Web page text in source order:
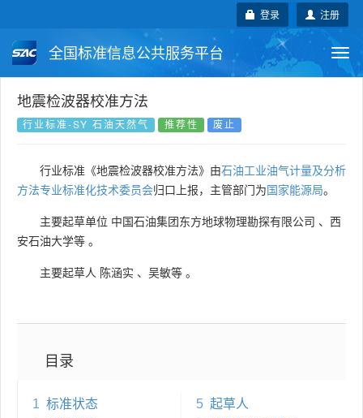
注册
登录
全国标准信息公共服务平台
国家标准
国外标准 技术委员会
地震检波器校准方法
行业标准-SY 石油天然气 推荐性 废止
行业标准《地震检波器校准方法》由石油工业油气计量及分析
方法专业标准化技术委员会归口上报，主管部门为国家能源局。
主要起草单位 中国石油集团东方地球物理勘探有限公司 、 西
安石油大学等 。
主要起草人 陈涵实 、 吴敏等 。
目录
1 标准状态
5 起草人